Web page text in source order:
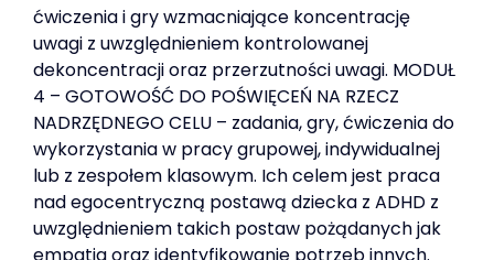
ćwiczenia i gry wzmacniające koncentrację
uwagi z uwzględnieniem kontrolowanej
dekoncentracji oraz przerzutności uwagi. MODUŁ
4 – GOTOWOŚĆ DO POŚWIĘCEŃ NA RZECZ
NADRZĘDNEGO CELU – zadania, gry, ćwiczenia do
wykorzystania w pracy grupowej, indywidualnej
lub z zespołem klasowym. Ich celem jest praca
nad egocentryczną postawą dziecka z ADHD z
uwzględnieniem takich postaw pożądanych jak